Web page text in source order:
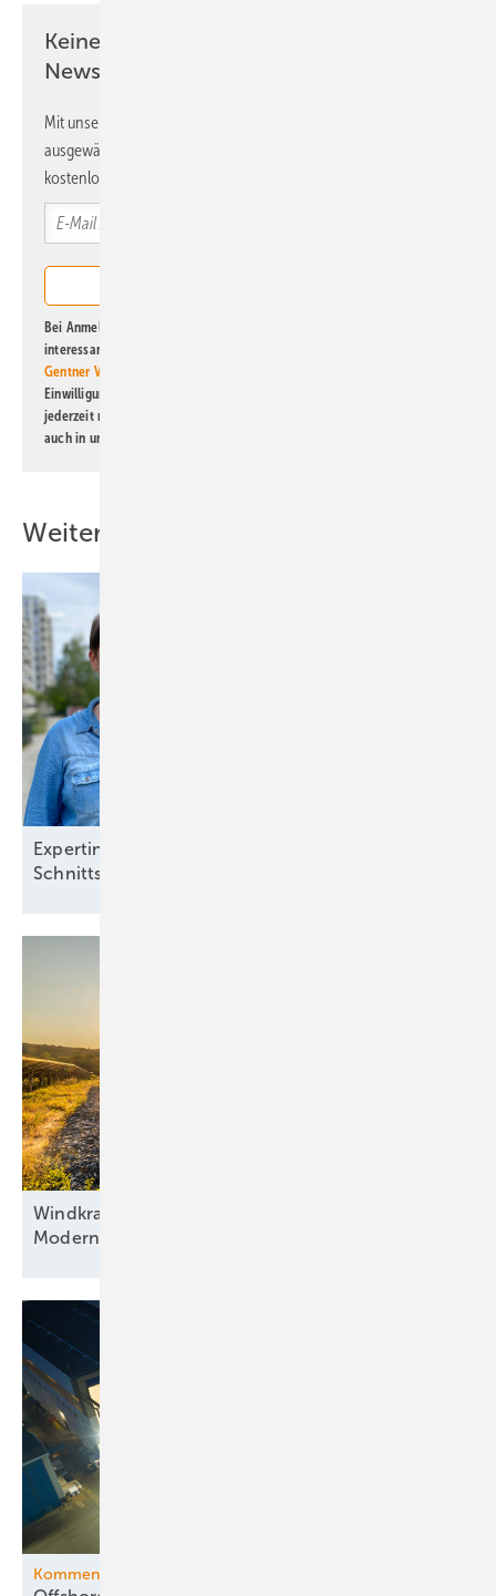
Keine Zeit? Kein Problem mit dem ERE
Newsletter!
Mit unserem Newsletter erhalten Sie regelmäßig von uns
ausgewählte Informationen und Neuigkeiten, gebündelt und
kostenlos direkt ins Postfach.
Bei Anmeldung zu diesem Newsletter bin ich damit einverstanden, über
interessante Verlags- und Online-Angebote
Gentner Verlag GmbH & Co. KG
Einwilligung kann ich jederzeit widerrufen und eine Abmeldung ist
jederzeit möglich. Informationen zum Umgang mit Daten finden Sie
auch in unserer
Weitere Inhalte
Expertinnen vom Solarzentrum Berlin: „Definierte
Schnittstellen sind
Windkraft als Basis, Automatisierung als Antrieb:
Modernisierung hybrider
Kommentar